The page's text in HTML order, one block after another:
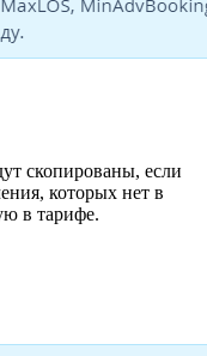
скопированы, если
которых нет в
в тарифе.